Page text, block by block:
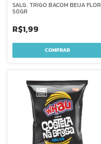
SALG. TRIGO BACOM BEIJA FLOR
50GR
R$1,99